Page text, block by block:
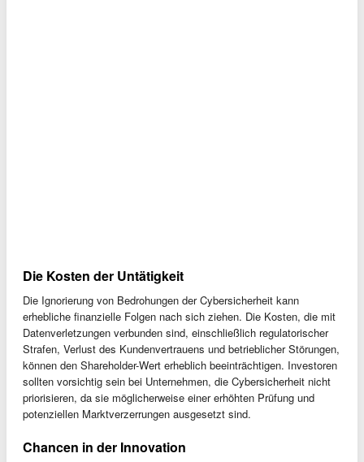
Die Kosten der Untätigkeit
Die Ignorierung von Bedrohungen der Cybersicherheit kann
erhebliche finanzielle Folgen nach sich ziehen. Die Kosten, die mit
Datenverletzungen verbunden sind, einschließlich regulatorischer
Strafen, Verlust des Kundenvertrauens und betrieblicher Störungen,
können den Shareholder-Wert erheblich beeinträchtigen. Investoren
sollten vorsichtig sein bei Unternehmen, die Cybersicherheit nicht
priorisieren, da sie möglicherweise einer erhöhten Prüfung und
potenziellen Marktverzerrungen ausgesetzt sind.
Chancen in der Innovation